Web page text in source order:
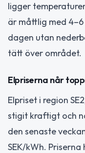
ligger
är måttlig med
dagen utan
tätt över området.
Elpriserna når
Elpriset i region
stigit kraftigt och
den senaste
SEK/kWh.